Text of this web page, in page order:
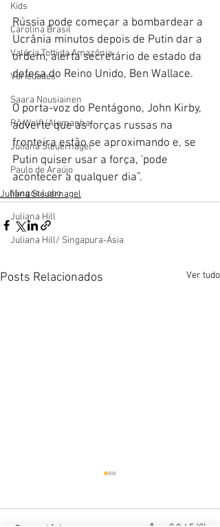
Kids
Carolina Brasil
Valéria Totti da Amazônia
Variedades
Saara Nousiainen
Rô Wolfl/Alemanha
Juliana Steuernagel
Paulo de Araújo
Mingos Lobo
Juliana Hill
Juliana Hill/ Singapura-Ásia
Rússia pode começar a bombardear a
Ucrânia minutos depois de Putin dar a
ordem, alerta secretário de estado da
defesa do Reino Unido, Ben Wallace.
O porta-voz do Pentágono, John Kirby,
adverte que as forças russas na
fronteira estão se aproximando e, se
Putin quiser usar a força, 'pode
acontecer a qualquer dia”.
Juliana Steuernagel
Posts Relacionados Ver tudo